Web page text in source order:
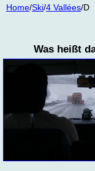
Home/Ski/4 Vallées/D
Was heißt